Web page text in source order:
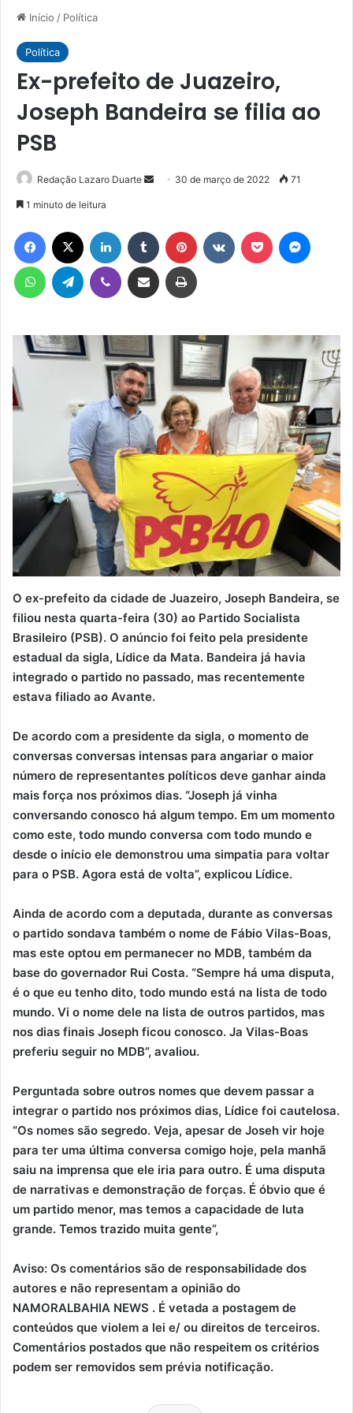
Início / Política
Política
Ex-prefeito de Juazeiro,
Joseph Bandeira se filia ao
PSB
Redação Lazaro Duarte
Mande
mail
30 de março de 2022 71
1 minuto de leitura
Facebook Linkedin Tumblr Pinterest Pocket
WhatsAppTelegram Viber Compartilhar via e-mail Imprimir
O ex-prefeito da cidade de Juazeiro, Joseph Bandeira, se
filiou nesta quarta-feira (30) ao Partido Socialista
Brasileiro (PSB). O anúncio foi feito pela presidente
estadual da sigla, Lídice da Mata. Bandeira já havia
integrado o partido no passado, mas recentemente
estava filiado ao Avante.
De acordo com a presidente da sigla, o momento de
conversas conversas intensas para angariar o maior
número de representantes políticos deve ganhar ainda
mais força nos próximos dias. “Joseph já vinha
conversando conosco há algum tempo. Em um momento
como este, todo mundo conversa com todo mundo e
desde o início ele demonstrou uma simpatia para voltar
para o PSB. Agora está de volta”, explicou Lídice.
Ainda de acordo com a deputada, durante as conversas
o partido sondava também o nome de Fábio Vilas-Boas,
mas este optou em permanecer no MDB, também da
base do governador Rui Costa. “Sempre há uma disputa,
é o que eu tenho dito, todo mundo está na lista de todo
mundo. Vi o nome dele na lista de outros partidos, mas
nos dias finais Joseph ficou conosco. Ja Vilas-Boas
preferiu seguir no MDB”, avaliou.
Perguntada sobre outros nomes que devem passar a
integrar o partido nos próximos dias, Lídice foi cautelosa.
“Os nomes são segredo. Veja, apesar de Joseh vir hoje
para ter uma última conversa comigo hoje, pela manhã
saiu na imprensa que ele iria para outro. É uma disputa
de narrativas e demonstração de forças. É óbvio que é
um partido menor, mas temos a capacidade de luta
grande. Temos trazido muita gente”,
Aviso: Os comentários são de responsabilidade dos
autores e não representam a opinião do
NAMORALBAHIA NEWS . É vetada a postagem de
conteúdos que violem a lei e/ ou direitos de terceiros.
Comentários postados que não respeitem os critérios
podem ser removidos sem prévia notificação.